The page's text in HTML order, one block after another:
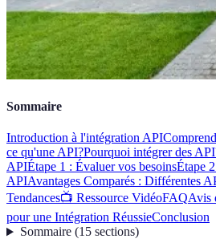
Sommaire
Introduction à l'intégration API
ce qu'une API?Pourquoi intégrer des
APIÉtape 1 : Évaluer vos besoinsÉtape
APIAvantages Comparés : Différentes
Tendances📺 Ressource VidéoFAQAvis
pour une Intégration RéussieConclusion
Sommaire(15 sections)